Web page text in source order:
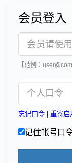
会员登入
【范例：
忘记口令 重寄启
记住帐号口